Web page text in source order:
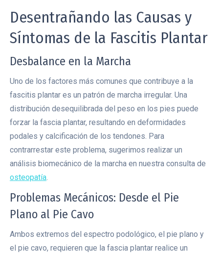
Desentrañando las Causas y
Síntomas de la Fascitis Plantar
Desbalance en la Marcha
Uno de los factores más comunes que contribuye a la
fascitis plantar es un patrón de marcha irregular. Una
distribución desequilibrada del peso en los pies puede
forzar la fascia plantar, resultando en deformidades
podales y calcificación de los tendones. Para
contrarrestar este problema, sugerimos realizar un
análisis biomecánico de la marcha en nuestra consulta de
osteopatía.
Problemas Mecánicos: Desde el Pie
Plano al Pie Cavo
Ambos extremos del espectro podológico, el pie plano y
el pie cavo, requieren que la fascia plantar realice un